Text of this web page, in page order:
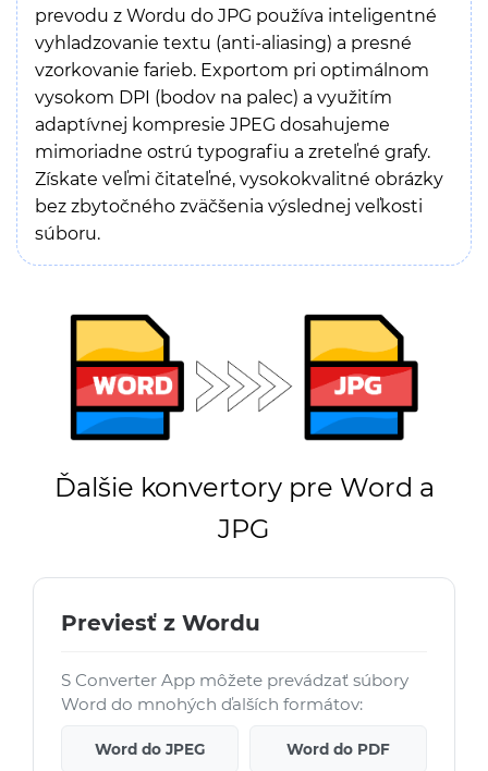
prevodu z Wordu do JPG používa inteligentné
vyhladzovanie textu (anti-aliasing) a presné
vzorkovanie farieb. Exportom pri optimálnom
vysokom DPI (bodov na palec) a využitím
adaptívnej kompresie JPEG dosahujeme
mimoriadne ostrú typografiu a zreteľné grafy.
Získate veľmi čitateľné, vysokokvalitné obrázky
bez zbytočného zväčšenia výslednej veľkosti
súboru.
Ďalšie konvertory pre Word a
JPG
Previesť z Wordu
S Converter App môžete prevádzať súbory
Word do mnohých ďalších formátov:
Word do JPEG Word do PDF